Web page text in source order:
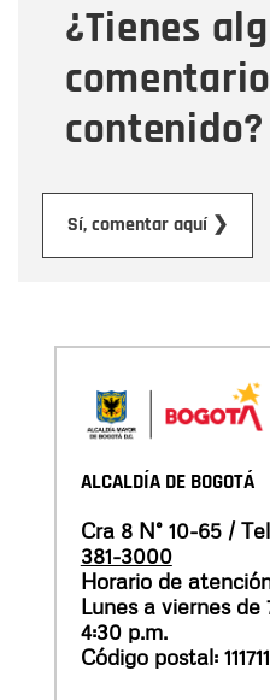
¿Tienes
contenido?
Sí, comentar aquí ❯
Mensaje
ALCALDÍA DE BOGOTÁ
Cra 8 N° 10-65 /
381-3000
Horario de
Lunes a viernes de
4:30 p.m.
Código postal: 111711